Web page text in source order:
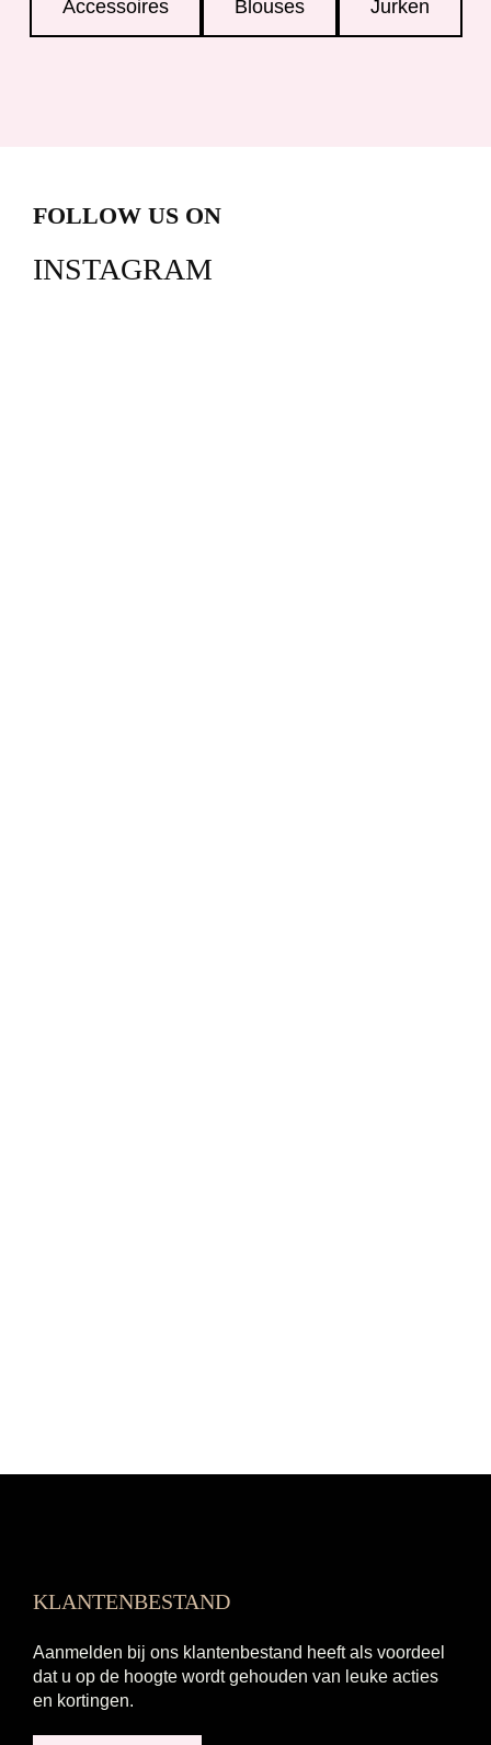
Accessoires Blouses Jurken
FOLLOW US ON
INSTAGRAM
KLANTENBESTAND
Aanmelden bij ons klantenbestand heeft als voordeel
dat u op de hoogte wordt gehouden van leuke acties
en kortingen.